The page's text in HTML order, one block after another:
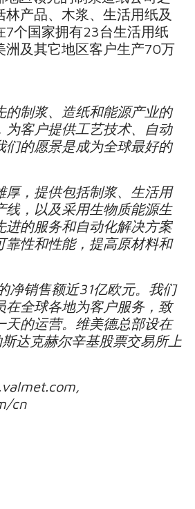
林产品、木浆、生活用纸及
7个国家拥有23台生活用纸
洲及其它地区客户生产70万
的制浆、造纸和能源产业的
为客户提供工艺技术、自动
们的愿景是成为全球最好的
厚，提供包括制浆、生活用
线，以及采用生物质能源生
进的服务和自动化解决方案
靠性和性能，提高原材料和
净销售额近31亿欧元。我们
在全球各地为客户服务，致
天的运营。维美德总部设在
达克赫尔辛基股票交易所上
cn